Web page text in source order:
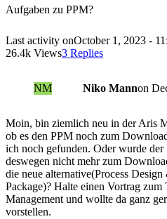
Aufgaben zu PPM?
Last activity onOctober 1, 2023 -
26.4k Views3 Replies
NM Niko Mannon
Moin, bin ziemlich neu in der Aris
ob es den PPM noch zum
ich noch gefunden. Oder wurde
deswegen nicht mehr zum
die neue alternative(Process
Package)? Halte einen Vortrag zum
Management und wollte da ganz
vorstellen.